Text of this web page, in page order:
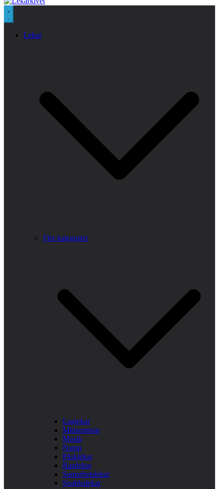
Lekar
Fler kategorier
Laglekar
Midsommar
Musik
Namn
Påsklekar
Rastlekar
Samarbetslekar
Snabbalekar